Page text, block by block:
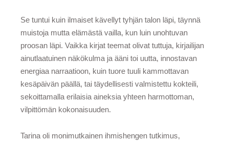
Se tuntui kuin ilmaiset kävellyt tyhjän talon läpi, täynnä
muistoja mutta elämästä vailla, kun luin unohtuvan
proosan läpi. Vaikka kirjat teemat olivat tuttuja, kirjailijan
ainutlaatuinen näkökulma ja ääni toi uutta, innostavan
energiaa narraatioon, kuin tuore tuuli kammottavan
kesäpäivän päällä, tai täydellisesti valmistettu kokteili,
sekoittamalla erilaisia aineksia yhteen harmottoman,
vilpittömän kokonaisuuden.
Tarina oli monimutkainen ihmishengen tutkimus,